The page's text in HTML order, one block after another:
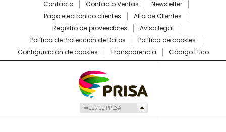
Contacto Contacto Ventas
Newsletter
Pago electrónico clientes
Alta de Clientes
Registro de proveedores
Aviso legal
Política de Protección de Datos
Política de cookies
Configuración de cookies
Transparencia Código Ético